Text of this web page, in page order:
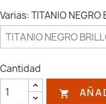
Varias: TITANIO NEGRO
Cantidad
